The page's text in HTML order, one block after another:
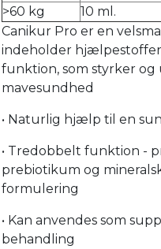
>60 kg
10 ml.
Canikur Pro er en
indeholder
funktion, som styrker
mavesundhed
• Naturlig hjælp til en
• Tredobbelt funktion -
prebiotikum og
formulering
• Kan anvendes som
behandling